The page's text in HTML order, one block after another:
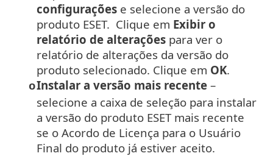
configurações e selecione a versão do
produto ESET. Clique em Exibir o
relatório de alterações para ver o
relatório de alterações da versão do
produto selecionado. Clique em OK.
oInstalar a versão mais recente –
selecione a caixa de seleção para instalar
a versão do produto ESET mais recente
se o Acordo de Licença para o Usuário
Final do produto já estiver aceito.